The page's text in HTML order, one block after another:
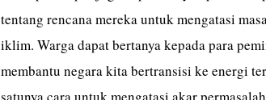
tentang rencana mereka untuk mengatasi
iklim. Warga dapat bertanya kepada para
membantu negara kita bertransisi ke energi